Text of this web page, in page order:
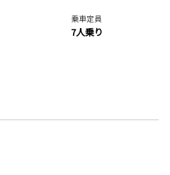
乗車定員
7人乗り